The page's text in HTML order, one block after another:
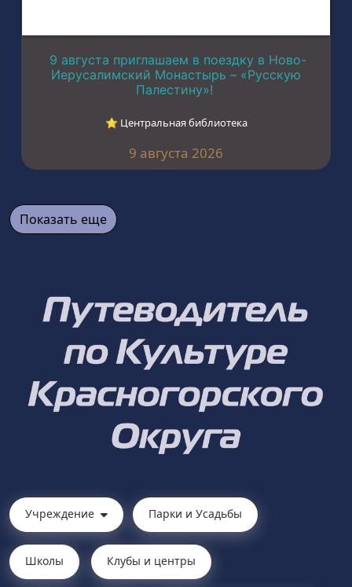
9 августа приглашаем в поездку в Ново-
Иерусалимский Монастырь – «Русскую
Палестину»!
⭐︎ Центральная библиотека
9 августа 2026
Показать еще
Учреждение Парки и Усадьбы
Школы Клубы и центры